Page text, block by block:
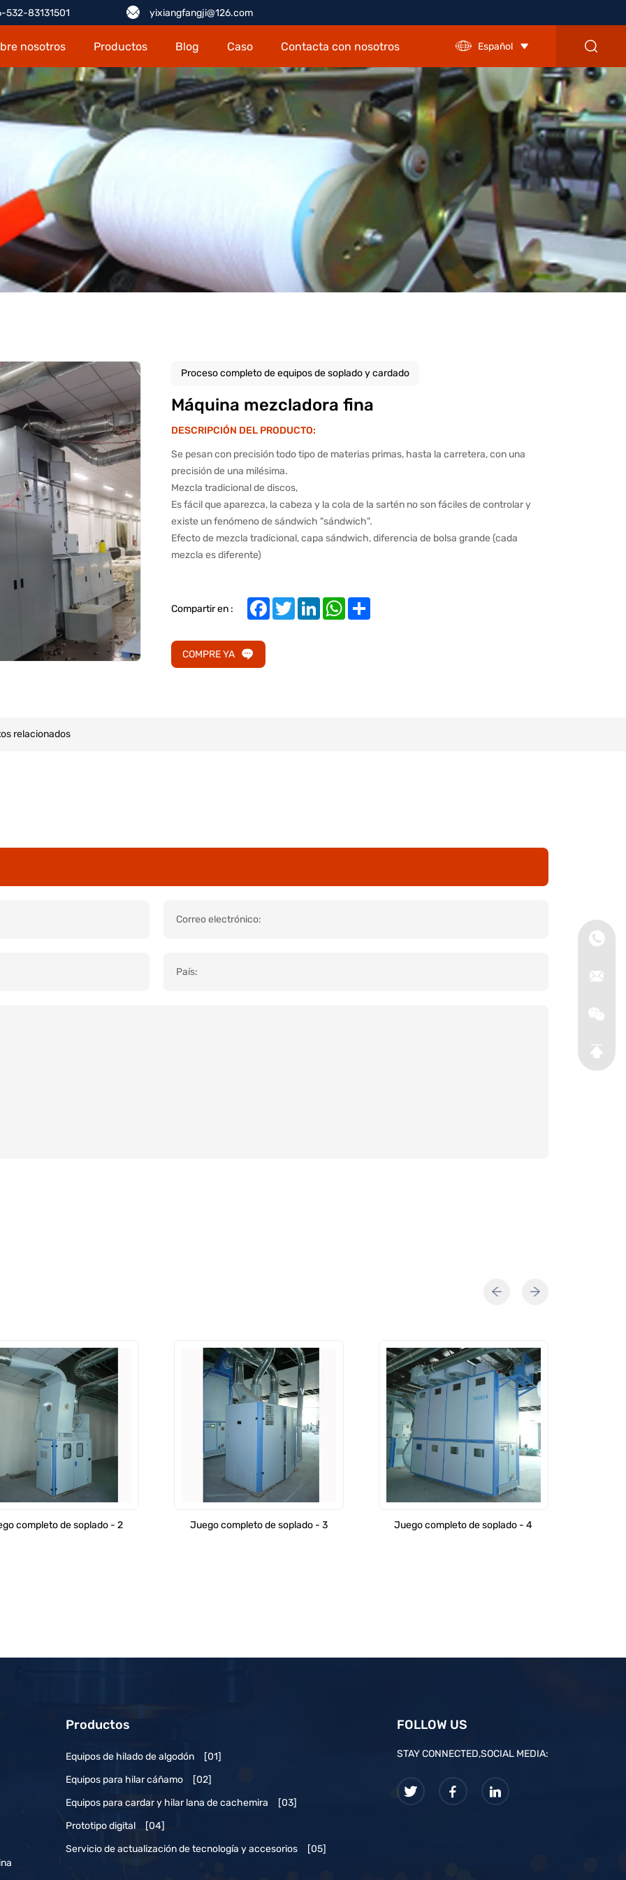
532-83131501 yixiangfangji@126.com
nosotros Productos Blog Caso Contacta con nosotros Español
Proceso completo de equipos de soplado y cardado
Máquina mezcladora fina
DESCRIPCIÓN DEL PRODUCTO:
Se pesan con precisión todo tipo de materias primas, hasta la carretera, con una
precisión de una milésima.
Mezcla tradicional de discos,
Es fácil que aparezca, la cabeza y la cola de la sartén no son fáciles de controlar y
existe un fenómeno de sándwich "sándwich".
Efecto de mezcla tradicional, capa sándwich, diferencia de bolsa grande (cada
mezcla es diferente)
Compartir en : FacebookTwitterLinkedInWhatsApp
Share
COMPRE YA
relacionados
completo de soplado - 2 Juego completo de soplado - 3 Juego completo de soplado - 4
Productos
Equipos de hilado de algodón
[01]
Equipos para hilar cáñamo
[02]
Equipos para cardar y hilar lana de cachemira
[03]
Prototipo digital
[04]
Servicio de actualización de tecnología y accesorios
[05]
FOLLOW US
STAY CONNECTED,SOCIAL MEDIA: